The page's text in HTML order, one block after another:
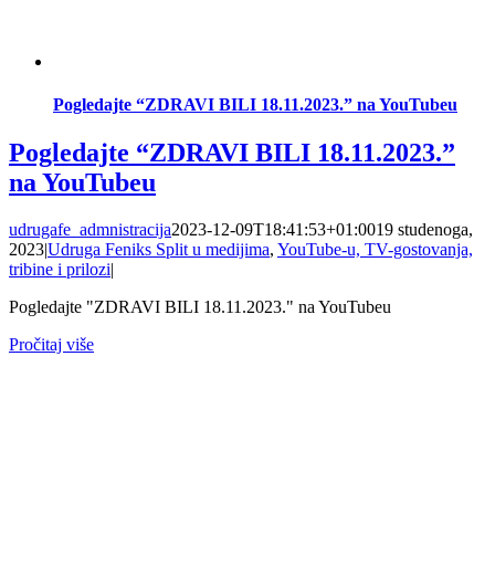
Pogledajte “ZDRAVI BILI 18.11.2023.” na YouTubeu
Pogledajte “ZDRAVI BILI 18.11.2023.”
na YouTubeu
udrugafe_admnistracija2023-12-09T18:41:53+01:0019 studenoga,
2023|Udruga Feniks Split u medijima, YouTube-u, TV-gostovanja,
tribine i prilozi|
Pogledajte "ZDRAVI BILI 18.11.2023." na YouTubeu
Pročitaj više